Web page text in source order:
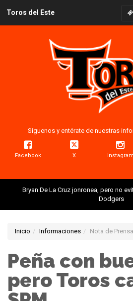
Toros del Este
Síguenos y entérate de nuestras
Facebook X Instagram
Bryan De La Cruz jonronea, pero no
Dodgers
Inicio Informaciones Nota de Prensa
Peña con
pero Toros